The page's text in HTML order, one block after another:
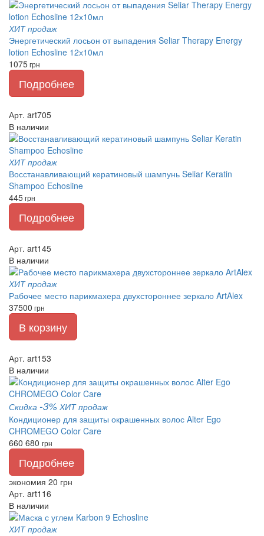
ХИТ продаж
Энергетический лосьон от выпадения Seliar Therapy Energy
lotion Echosline 12х10мл
1075грн
Подробнее
Арт. art705
В наличии
ХИТ продаж
Восстанавливающий кератиновый шампунь Seliar Keratin
Shampoo Echosline
445грн
Подробнее
Арт. art145
В наличии
ХИТ продаж
Рабочее место парикмахера двухстороннее зеркало ArtAlex
37500 грн
В корзину
Арт. art153
В наличии
Скидка -3% ХИТ продаж
Кондиционер для защиты окрашенных волос Alter Ego
CHROMEGO Color Care
660 680 грн
Подробнее
экономия 20 грн
Арт. art116
В наличии
ХИТ продаж